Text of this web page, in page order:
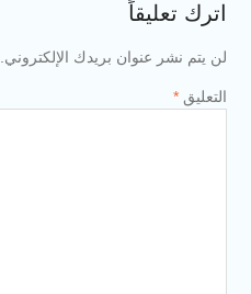
اترك تعليقاً
لن يتم نشر عنوان بريدك الإلكتروني.
التعليق *